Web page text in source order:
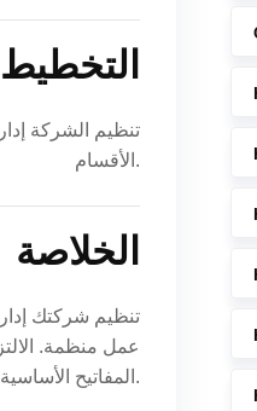
6.
تنظيم الشركة
الأقسام.
الخلاصة
تنظيم شركتك
عمل منظمة.
المفاتيح الأساسية.